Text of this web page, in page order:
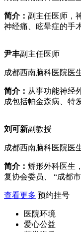
简介： 副主任医师，
神经痛、眩晕症的手
尹丰副主任医师
成都西南脑科医院医
简介： 从事功能神经
成包括帕金森病、特
刘可新副教授
成都西南脑科医院医
简介： 矫形外科医生
复协会委员、 “成都
查看更多 预约挂号
医院环境
爱心公益